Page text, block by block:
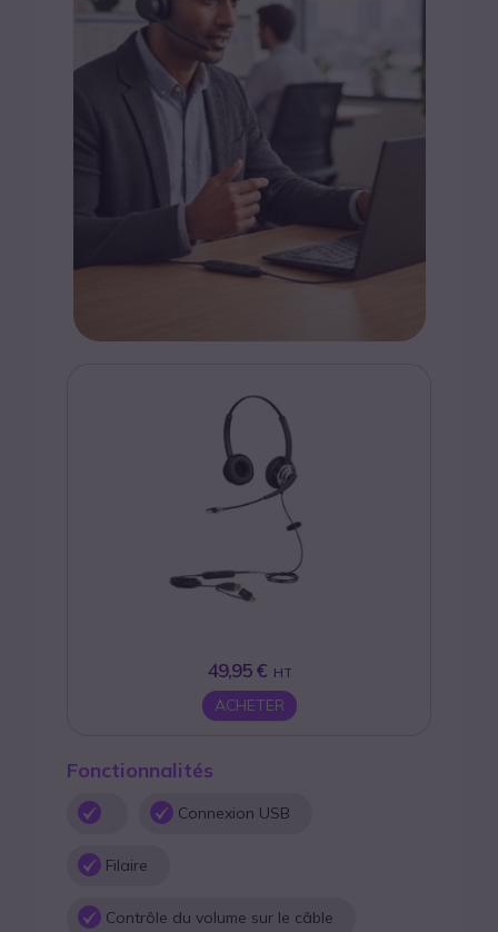
Fonctionnalités
Connexion USB
Filaire
Contrôle du volume sur le câble
49,95 € HT
ACHETER